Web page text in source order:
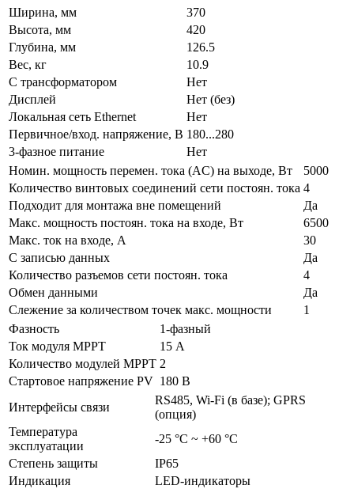
Ширина, мм
370
Высота, мм
420
Глубина, мм
126.5
Вес, кг
10.9
С трансформатором
Нет
Дисплей
Нет (без)
Локальная сеть Ethernet
Нет
Первичное/вход. напряжение, В 180...280
3-фазное питание
Нет
Номин. мощность перемен. тока (AC) на выходе, Вт
5000
Количество винтовых соединений сети постоян. тока 4
Подходит для монтажа вне помещений
Да
Макс. мощность постоян. тока на входе, Вт
6500
Макс. ток на входе, А
30
С записью данных
Да
Количество разъемов сети постоян. тока
4
Обмен данными
Да
Слежение за количеством точек макс. мощности
1
Фазность
1-фазный
Ток модуля МРРТ
15 А
Количество модулей МРРТ 2
Стартовое напряжение PV 180 В
Интерфейсы связи
RS485, Wi-Fi (в базе); GPRS
(опция)
Температура
эксплуатации
-25 °C ~ +60 °C
Степень защиты
IP65
Индикация
LED-индикаторы